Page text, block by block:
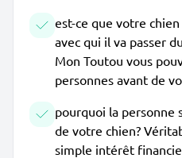
est-ce que votre
avec qui il va passer
Mon Toutou vous
personnes avant de
pourquoi la personne
de votre chien?
simple intérêt